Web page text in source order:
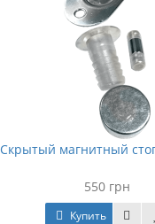
Скрытый магнитный
550 грн
Купить